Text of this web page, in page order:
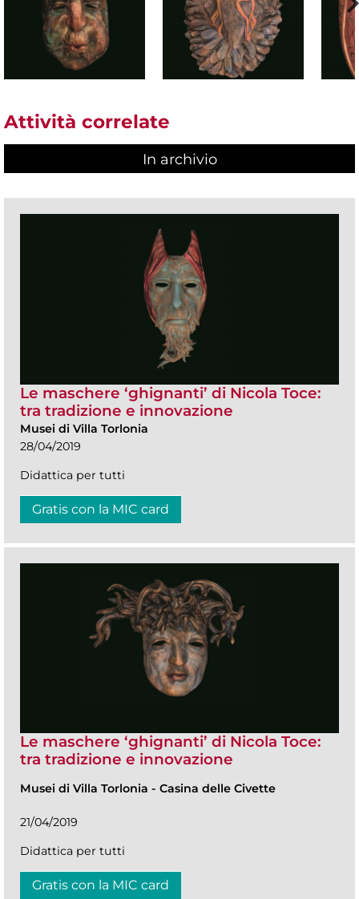
Attività correlate
In archivio
Le maschere ‘ghignanti’ di Nicola Toce:
tra tradizione e innovazione
Musei di Villa Torlonia
28/04/2019
Didattica per tutti
Gratis con la MIC card
Le maschere ‘ghignanti’ di Nicola Toce:
tra tradizione e innovazione
Musei di Villa Torlonia - Casina delle Civette
21/04/2019
Didattica per tutti
Gratis con la MIC card